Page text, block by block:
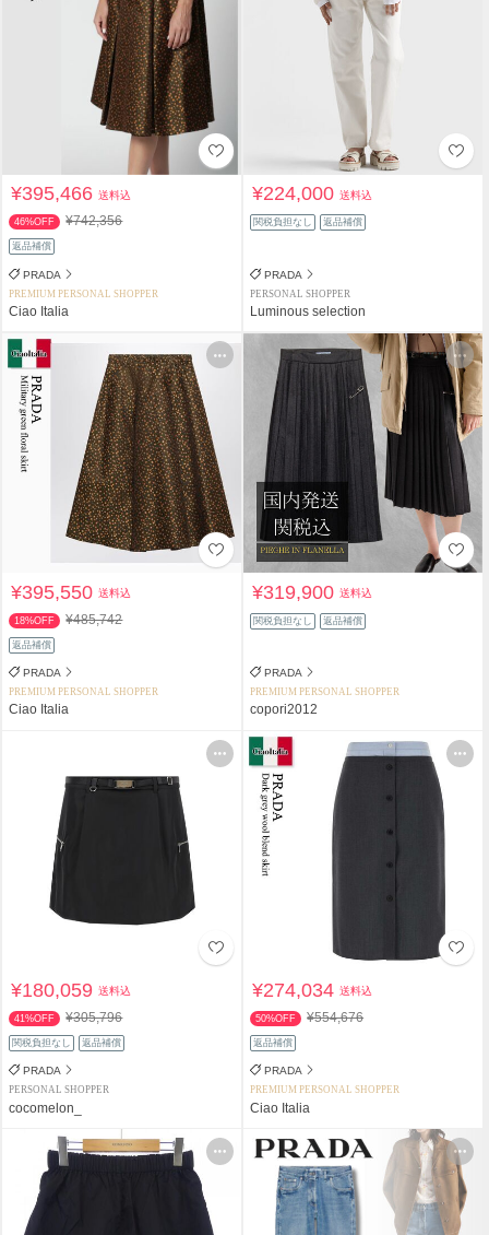
¥395,466送料込
46%OFF ¥742,356
返品補償
PRADA
PREMIUM PERSONAL SHOPPER
Ciao Italia
¥224,000送料込
関税負担なし 返品補償
PRADA
PERSONAL SHOPPER
Luminous selection
¥395,550送料込
18%OFF ¥485,742
返品補償
PRADA
PREMIUM PERSONAL SHOPPER
Ciao Italia
¥319,900送料込
関税負担なし 返品補償
PRADA
PREMIUM PERSONAL SHOPPER
copori2012
¥180,059送料込
41%OFF ¥305,796
関税負担なし 返品補償
PRADA
PERSONAL SHOPPER
cocomelon_
¥274,034送料込
50%OFF ¥554,676
返品補償
PRADA
PREMIUM PERSONAL SHOPPER
Ciao Italia